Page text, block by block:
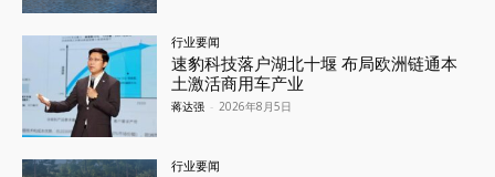
行业要闻
速豹科技落户湖北十堰 布局欧洲链通本
土激活商用车产业
蒋达强 - 2026年8月5日
行业要闻